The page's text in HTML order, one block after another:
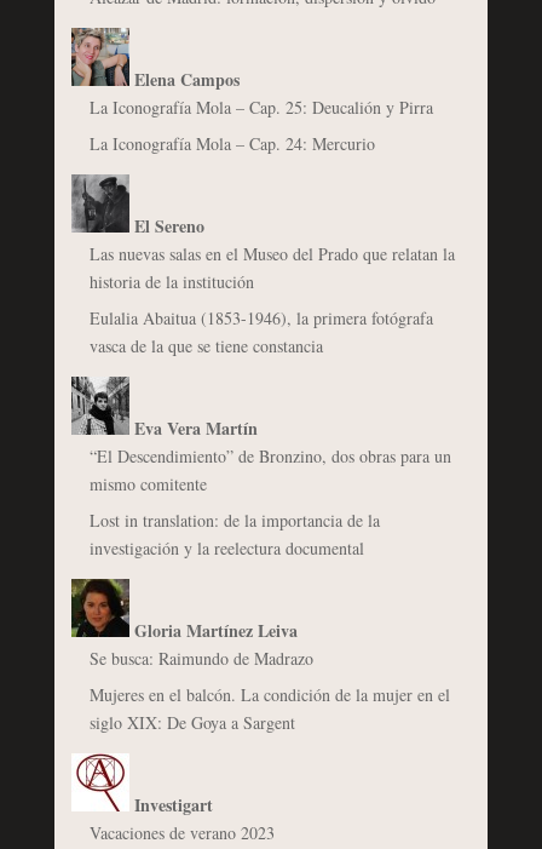
Elena Campos
La Iconografía Mola – Cap. 25: Deucalión y Pirra
La Iconografía Mola – Cap. 24: Mercurio
El Sereno
Las nuevas salas en el Museo del Prado que relatan la
historia de la institución
Eulalia Abaitua (1853-1946), la primera fotógrafa
vasca de la que se tiene constancia
Eva Vera Martín
“El Descendimiento” de Bronzino, dos obras para un
mismo comitente
Lost in translation: de la importancia de la
investigación y la reelectura documental
Gloria Martínez Leiva
Se busca: Raimundo de Madrazo
Mujeres en el balcón. La condición de la mujer en el
siglo XIX: De Goya a Sargent
Investigart
Vacaciones de verano 2023